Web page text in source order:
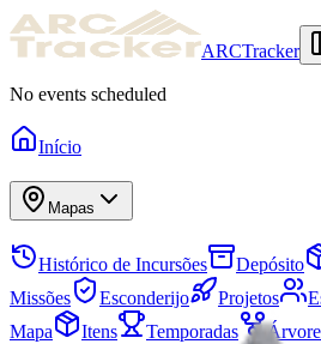
ARCTracker
No events scheduled
Início
Mapas
Histórico de Incursões Depósito
Missões
Esconderijo Projetos
Mapa
Itens Temporadas